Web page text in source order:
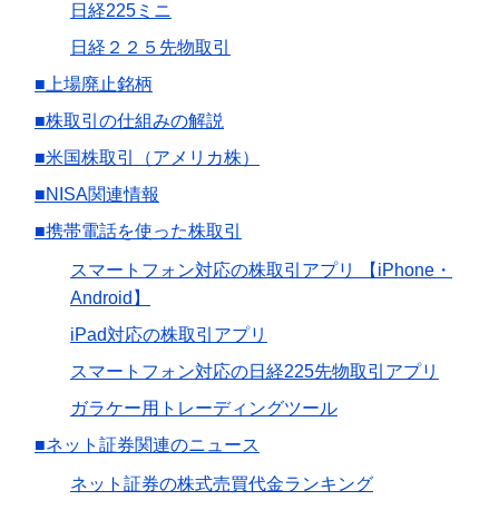
日経225ミニ
日経２２５先物取引
■上場廃止銘柄
■株取引の仕組みの解説
■米国株取引（アメリカ株）
■NISA関連情報
■携帯電話を使った株取引
スマートフォン対応の株取引アプリ 【iPhone・
Android】
iPad対応の株取引アプリ
スマートフォン対応の日経225先物取引アプリ
ガラケー用トレーディングツール
■ネット証券関連のニュース
ネット証券の株式売買代金ランキング